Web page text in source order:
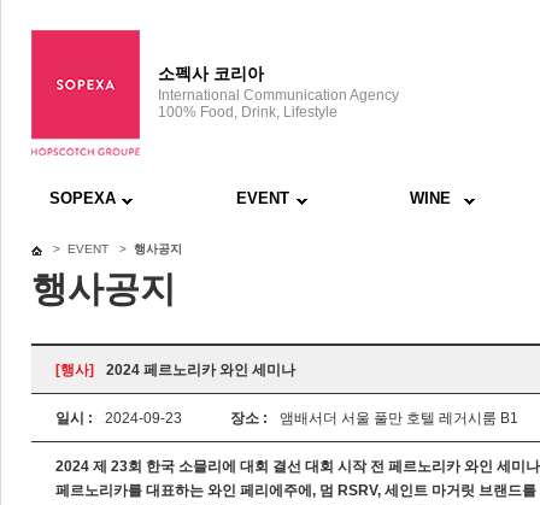
소펙사 코리아
International Communication Agency
100% Food, Drink, Lifestyle
SOPEXA EVENT WINE
> EVENT > 행사공지
행사공지
[행사] 2024 페르노리카 와인 세미나
일시 : 2024-09-23 장소 : 앰배서더 서울 풀만 호텔 레거시룸 B1
2024 제 23회 한국 소믈리에 대회 결선 대회 시작 전 페르노리카 와인 세미
페르노리카를 대표하는 와인 페리에주에, 멈 RSRV, 세인트 마거릿 브랜드